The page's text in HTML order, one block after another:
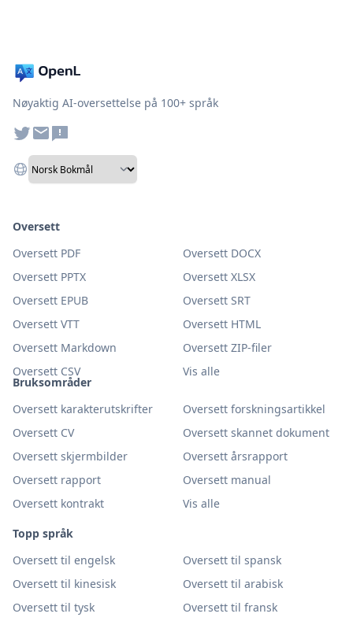
Nøyaktig AI-oversettelse på 100+ språk
Bruksområder
Oversett karakterutskrifter
Oversett forskningsartikkel
Oversett CV
Oversett skannet dokument
Oversett skjermbilder
Oversett årsrapport
Oversett rapport
Oversett manual
Oversett kontrakt
Vis alle
Topp språk
Oversett til engelsk
Oversett til spansk
Oversett til kinesisk
Oversett til arabisk
Oversett til tysk
Oversett til fransk
Oversett
Oversett PDF
Oversett DOCX
Oversett PPTX
Oversett XLSX
Oversett EPUB
Oversett SRT
Oversett VTT
Oversett HTML
Oversett Markdown
Oversett ZIP-filer
Oversett CSV
Vis alle